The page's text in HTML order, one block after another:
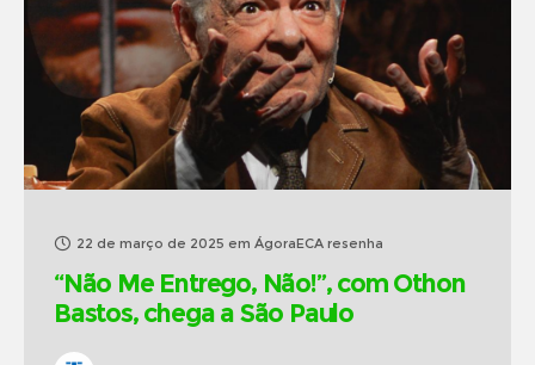
22 de março de 2025 em ÁgoraECA resenha
“Não Me Entrego, Não!”, com Othon
Bastos, chega a São Paulo